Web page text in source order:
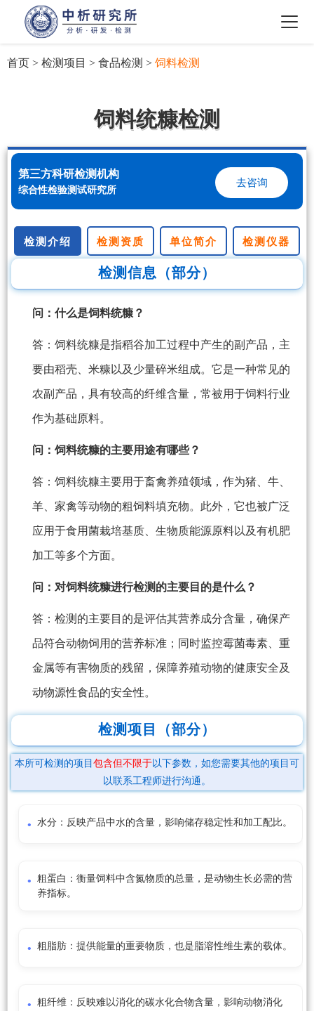
首页 > 检测项目 > 食品检测 > 饲料检测
饲料统糠检测
第三方科研检测机构
综合性检验测试研究所
去咨询
检测介绍 检测资质 单位简介 检测仪器
检测信息（部分）
问：什么是饲料统糠？
答：饲料统糠是指稻谷加工过程中产生的副产品，主
要由稻壳、米糠以及少量碎米组成。它是一种常见的
农副产品，具有较高的纤维含量，常被用于饲料行业
作为基础原料。
问：饲料统糠的主要用途有哪些？
答：饲料统糠主要用于畜禽养殖领域，作为猪、牛、
羊、家禽等动物的粗饲料填充物。此外，它也被广泛
应用于食用菌栽培基质、生物质能源原料以及有机肥
加工等多个方面。
问：对饲料统糠进行检测的主要目的是什么？
答：检测的主要目的是评估其营养成分含量，确保产
品符合动物饲用的营养标准；同时监控霉菌毒素、重
金属等有害物质的残留，保障养殖动物的健康安全及
动物源性食品的安全性。
检测项目（部分）
本所可检测的项目 包含但不限于以下参数，如您需要其他的项目可
以联系工程师进行沟通。
水分：反映产品中水的含量，影响储存稳定性和加工配比。
粗蛋白：衡量饲料中含氮物质的总量，是动物生长必需的营
养指标。
粗脂肪：提供能量的重要物质，也是脂溶性维生素的载体。
粗纤维：反映难以消化的碳水化合物含量，影响动物消化